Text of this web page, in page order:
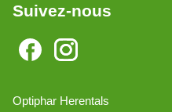
Suivez-nous
Optiphar Herentals